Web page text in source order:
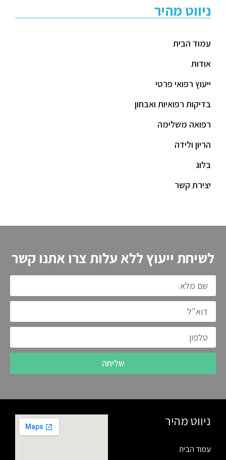
ניווט מהיר
עמוד הבית
אודות
ייעוץ רפואי פרטי
בדיקות רפואיות ואבחון
רפואה משלימה
הריון ולידה
בלוג
יצירת קשר
לשיחת ייעוץ ללא עלות צרו אתנו קשר
שליחה
ניווט מהיר
עמוד הבית